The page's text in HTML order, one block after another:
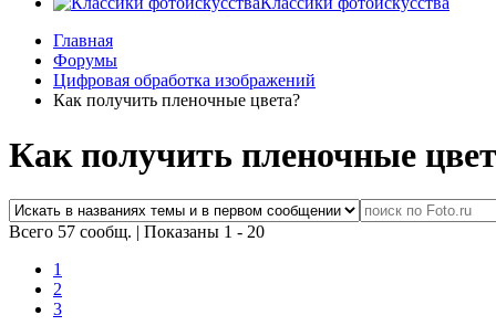
Главная
Форумы
Цифровая обработка изображений
Как получить пленочные цвета?
Как получить пленочные
Всего 57 сообщ. | Показаны 1 - 20
1
2
3